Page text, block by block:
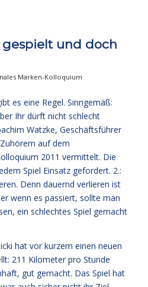
gespielt und doch
Marken-Kolloquium
es eine Regel. Sinngemäß:
Ihr dürft nicht schlecht
Watzke, Geschäftsführer
auf dem
2011 vermittelt. Die
Spiel Einsatz gefordert. 2.:
Denn dauernd verlieren ist
wenn es passiert, sollte man
ein schlechtes Spiel gemacht
hat vor kurzem einen neuen
211 Kilometer pro Stunde
gut gemacht. Das Spiel hat